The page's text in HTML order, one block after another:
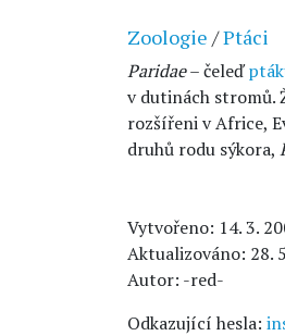
Zoologie /Ptáci
Paridae– čeleď
v dutinách stromů.
rozšířeni v Africe,
druhů rodu sýkora,
Vytvořeno: 14. 3.
Aktualizováno: 28.
Autor: -red-
Odkazující hesla: